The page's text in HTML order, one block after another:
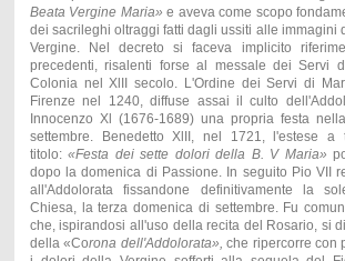
Beata Vergine Maria» e aveva come scopo
dei sacrileghi oltraggi fatti dagli ussiti alle immagini
Vergine. Nel decreto si faceva implicito
precedenti, risalenti forse al messale dei Servi
Colonia nel XlII secolo. L'Ordine dei Servi di
Firenze nel 1240, diffuse assai il culto
Innocenzo Xl (1676-1689) una propria festa
settembre. Benedetto XlII, nel 1721, l'estese
titolo:«Festa dei sette dolori della B. V Maria»
dopo la domenica di Passione. In seguito Pio VII
all'Addolorata fissandone definitivamente la
Chiesa, la terza domenica di settembre. Fu
che, ispirandosi all'uso della recita del Rosario, si
della «Corona dell'Addolorata» che ripercorre con